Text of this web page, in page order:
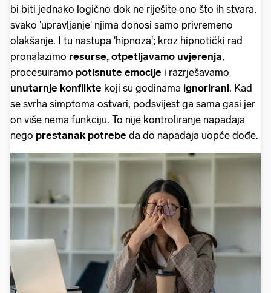
bi biti jednako logično dok ne riješite ono što ih stvara,
svako 'upravljanje' njima donosi samo privremeno
olakšanje. I tu nastupa 'hipnoza'; kroz hipnotički rad
pronalazimo resurse, otpetljavamo uvjerenja,
procesuiramo potisnute emocije i razrješavamo
unutarnje konflikte koji su godinama ignorirani. Kad
se svrha simptoma ostvari, podsvijest ga sama gasi jer
on više nema funkciju. To nije kontroliranje napadaja
nego prestanak potrebe da do napadaja uopće dođe.